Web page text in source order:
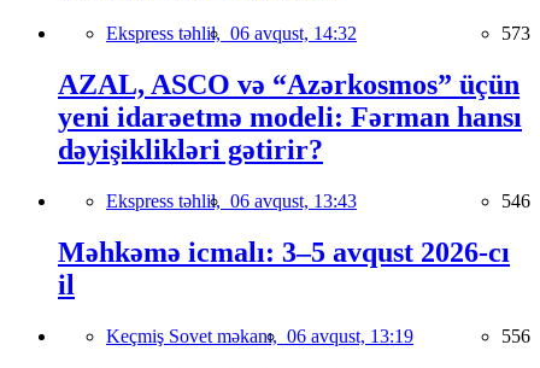
Ekspress təhlil, 06 avqust, 14:32 573
AZAL, ASCO və “Azərkosmos” üçün
yeni idarəetmə modeli: Fərman hansı
dəyişiklikləri gətirir?
Ekspress təhlil, 06 avqust, 13:43 546
Məhkəmə icmalı: 3–5 avqust 2026-cı
il
Keçmiş Sovet məkanı, 06 avqust, 13:19 556